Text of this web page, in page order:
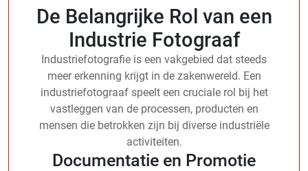
De Belangrijke Rol van een
Industrie Fotograaf
Industriefotografie is een vakgebied dat steeds
meer erkenning krijgt in de zakenwereld. Een
industriefotograaf speelt een cruciale rol bij het
vastleggen van de processen, producten en
mensen die betrokken zijn bij diverse industriële
activiteiten.
Documentatie en Promotie